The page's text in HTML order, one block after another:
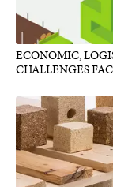
ECONOMIC,
CHALLENGES